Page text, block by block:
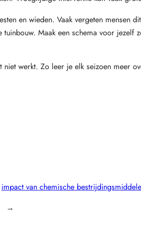
en wieden. Vaak vergeten mensen
Maak een schema voor jezelf
werkt. Zo leer je elk seizoen meer
impact van chemische
→